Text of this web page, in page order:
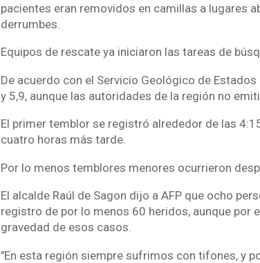
pacientes eran removidos en camillas a lugares
derrumbes.
Equipos de rescate ya iniciaron las tareas de
De acuerdo con el Servicio Geológico de
y 5,9, aunque las autoridades de la región no
El primer temblor se registró alrededor de las
cuatro horas más tarde.
Por lo menos temblores menores ocurrieron
El alcalde Raúl de Sagon dijo a AFP que ocho
registro de por lo menos 60 heridos, aunque por
gravedad de esos casos.
"En esta región siempre sufrimos con tifones, y